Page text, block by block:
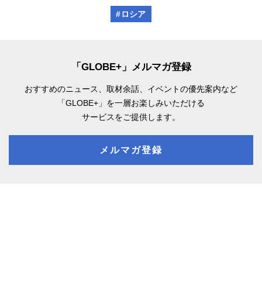
#ロシア
「GLOBE+」メルマガ登録
おすすめのニュース、取材余話、 イベントの優先案内など
「GLOBE+」を一層お楽しみいただける
サービスをご提供します。
メルマガ登録